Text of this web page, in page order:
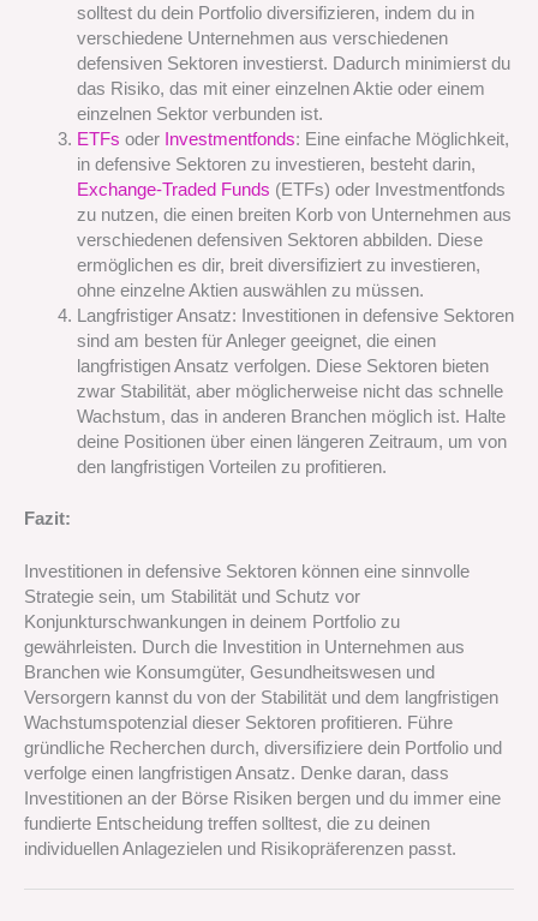
solltest du dein Portfolio diversifizieren, indem du in
verschiedene Unternehmen aus verschiedenen
defensiven Sektoren investierst. Dadurch minimierst du
das Risiko, das mit einer einzelnen Aktie oder einem
einzelnen Sektor verbunden ist.
ETFs oder Investmentfonds: Eine einfache Möglichkeit,
in defensive Sektoren zu investieren, besteht darin,
Exchange-Traded Funds (ETFs) oder Investmentfonds
zu nutzen, die einen breiten Korb von Unternehmen aus
verschiedenen defensiven Sektoren abbilden. Diese
ermöglichen es dir, breit diversifiziert zu investieren,
ohne einzelne Aktien auswählen zu müssen.
Langfristiger Ansatz: Investitionen in defensive Sektoren
sind am besten für Anleger geeignet, die einen
langfristigen Ansatz verfolgen. Diese Sektoren bieten
zwar Stabilität, aber möglicherweise nicht das schnelle
Wachstum, das in anderen Branchen möglich ist. Halte
deine Positionen über einen längeren Zeitraum, um von
den langfristigen Vorteilen zu profitieren.
Fazit:
Investitionen in defensive Sektoren können eine sinnvolle
Strategie sein, um Stabilität und Schutz vor
Konjunkturschwankungen in deinem Portfolio zu
gewährleisten. Durch die Investition in Unternehmen aus
Branchen wie Konsumgüter, Gesundheitswesen und
Versorgern kannst du von der Stabilität und dem langfristigen
Wachstumspotenzial dieser Sektoren profitieren. Führe
gründliche Recherchen durch, diversifiziere dein Portfolio und
verfolge einen langfristigen Ansatz. Denke daran, dass
Investitionen an der Börse Risiken bergen und du immer eine
fundierte Entscheidung treffen solltest, die zu deinen
individuellen Anlagezielen und Risikopräferenzen passt.